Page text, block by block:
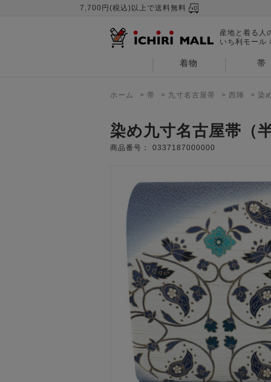
7,700円(税込)以上で送料無料
産地と着る人
いち利モール
着物 帯
ホーム > 帯 > 九寸名古屋帯 > 西陣 > 染
染め九寸名古屋帯（
商品番号： 0337187000000